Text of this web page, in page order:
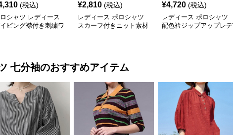
(税込)
シャツ レディース
ピング襟付き刺繍ワ
¥2,810 (税込)
レディース ポロシャツ
スカーフ付きニット素材
¥4,720 (税込)
レディース ポロシャツ
配色衿ジップアップレデ
七分袖のおすすめアイテム